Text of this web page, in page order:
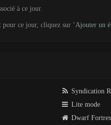
à ce jour.
pour ce jour, cliquez sur ’Ajouter un
Syndication
Lite mode
Dwarf